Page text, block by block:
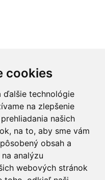
cookies
ďalšie technológie
na zlepšenie
našich
na to, aby sme vám
obsah a
analýzu
webových stránok
73